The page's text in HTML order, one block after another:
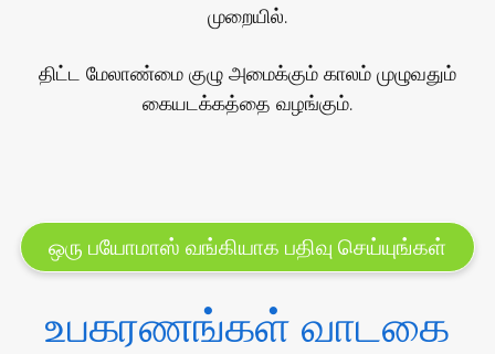
முறையில்.
திட்ட மேலாண்மை குழு அமைக்கும் காலம் முழுவதும்
கையடக்கத்தை வழங்கும்.
ஒரு பயோமாஸ் வங்கியாக பதிவு செய்யுங்கள்
உபகரணங்கள் வாடகை